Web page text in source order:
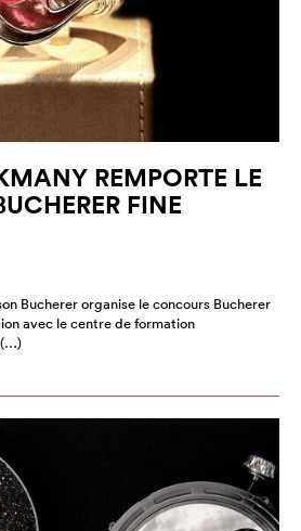
REMPORTE LE
FINE
Bucherer organise le concours Bucherer
avec le centre de formation
(…)